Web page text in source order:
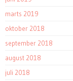
marts 2019
oktober 2018
september 2018
august 2018
juli 2018